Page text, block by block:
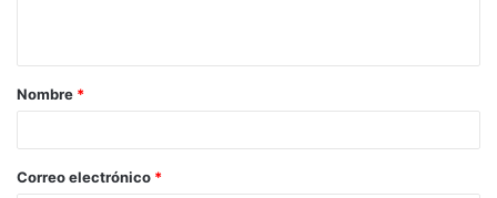
Nombre *
Correo electrónico *